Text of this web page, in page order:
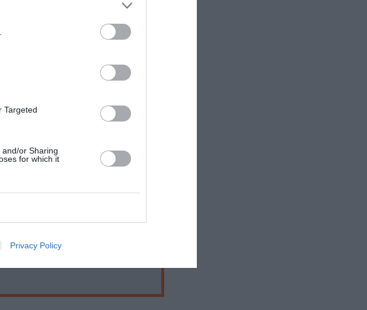
Targeted
or Sharing
for which it
Privacy Policy
Burger Project!
Ειδική τιμή για σχολεία